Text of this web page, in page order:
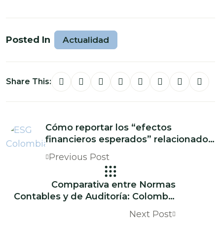
Posted In Actualidad
Share This:
Cómo reportar los “efectos
financieros esperados” relacionados
con sostenibilidad
Previous Post
Comparativa entre Normas
Contables y de Auditoría: Colombia
vs Normas Internacionales (NIIF y
NIA)
Next Post